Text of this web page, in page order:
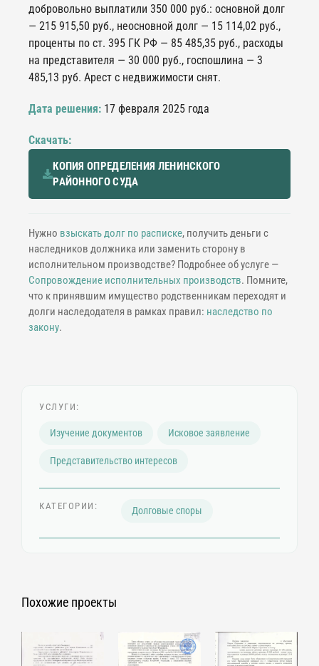
добровольно выплатили 350 000 руб.: основной долг
— 215 915,50 руб., неосновной долг — 15 114,02 руб.,
проценты по ст. 395 ГК РФ — 85 485,35 руб., расходы
на представителя — 30 000 руб., госпошлина — 3
485,13 руб. Арест с недвижимости снят.
Дата решения:17 февраля 2025 года
Скачать:
КОПИЯ ОПРЕДЕЛЕНИЯ ЛЕНИНСКОГО
РАЙОННОГО СУДА
Нужно взыскать долг по расписке, получить деньги с
наследников должника или заменить сторону в
исполнительном производстве? Подробнее об услуге —
Сопровождение исполнительных производств. Помните,
что к принявшим имущество родственникам переходят и
долги наследодателя в рамках правил: наследство по
закону.
УСЛУГИ:
Изучение документов Исковое заявление
Представительство интересов
КАТЕГОРИИ: Долговые споры
Похожие проекты